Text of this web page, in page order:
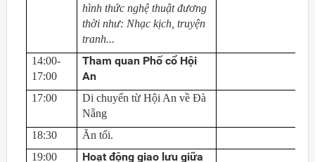
hình thức nghệ thuật đương
thời như: Nhạc kịch, truyện
tranh...
14:00-
17:00
Tham quan Phố cổ Hội
An
17:00
Di chuyển từ Hội An về Đà
Nẵng
18:30
Ăn tối.
19:00
Hoạt động giao lưu giữa